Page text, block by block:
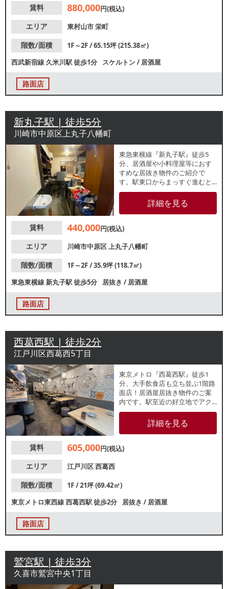
ので、お気軽にお問合せくださ
賃料 880,000円(税込)
エリア
東村山市栄町
階数/面積
1F～2F / 65.15坪 (215.38㎡)
西武新宿線久米川駅徒歩1分 スケルトン/居酒屋
路面店
新丸子駅 | 徒歩5分
川崎市中原区上丸子八幡町
東急東横線『新丸子駅』徒歩5
分、居酒屋や小料理屋等におす
すめな居抜き物件のご紹介で
す。駅東口からまっすぐ進むと
現れる八幡町共進会沿いで、視
認性良好です。机やいすなど残
置物ございます。各種重飲食ご
さい。
詳細を見る
賃料 440,000円(税込)
エリア
川崎市中原区上丸子八幡町
階数/面積
1F～2F / 35.9坪 (118.7㎡)
東急東横線新丸子駅徒歩5分 居抜き /居酒屋
路面店
西葛西駅 | 徒歩2分
江戸川区西葛西5丁目
東京メトロ『西葛西駅』徒歩1
分、大手飲食店も立ち並ぶ1階路
面店！居酒屋居抜き物件のご案
内です。駅至近の好立地でアク
セス良好！駅利用客や地元住民
の集客が見込めます。重飲食の
ご相談可能ですので、業種等お
詳細を見る
賃料 605,000円(税込)
エリア
江戸川区西葛西
階数/面積
1F / 21坪 (69.42㎡)
東京メトロ東西線西葛西駅徒歩2分 居抜き /居酒屋
路面店
鷲宮駅 | 徒歩3分
久喜市鷲宮中央1丁目